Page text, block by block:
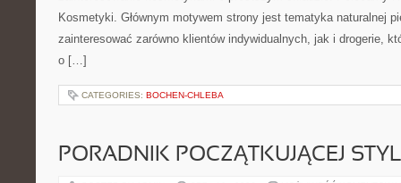
Kosmetyki. Głównym motywem strony jest tematyka naturalnej
zainteresować zarówno klientów indywidualnych, jak i drogerie,
o […]
CATEGORIES: BOCHEN-CHLEBA
PORADNIK POCZĄTKUJĄCEJ